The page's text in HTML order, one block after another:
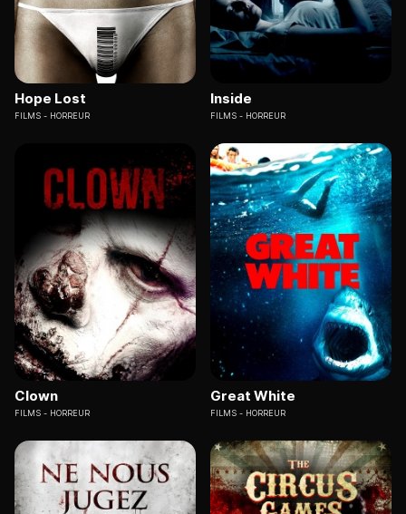
Hope Lost
FILMS HORREUR
Inside
FILMS HORREUR
Clown
FILMS HORREUR
Great White
FILMS HORREUR